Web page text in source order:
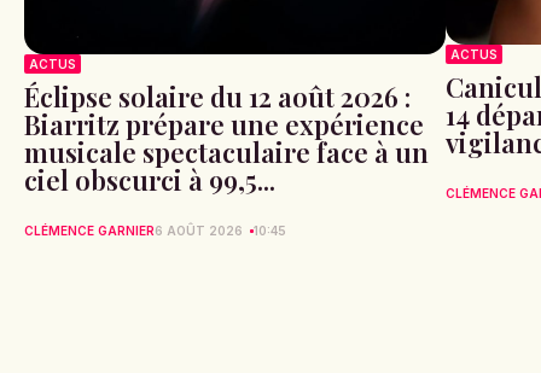
ACTUS
Éclipse solaire du 12 août 2026 :
Biarritz prépare une expérience
musicale spectaculaire face à un
ciel obscurci à 99,5...
CLÉMENCE GARNIER6 AOÛT 2026 10:45
ACTUS
14
CLÉMENCE